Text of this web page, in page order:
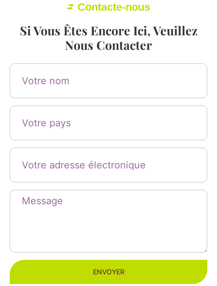
Contacte-nous
Si Vous Êtes Encore Ici, Veuillez
Nous Contacter
ENVOYER